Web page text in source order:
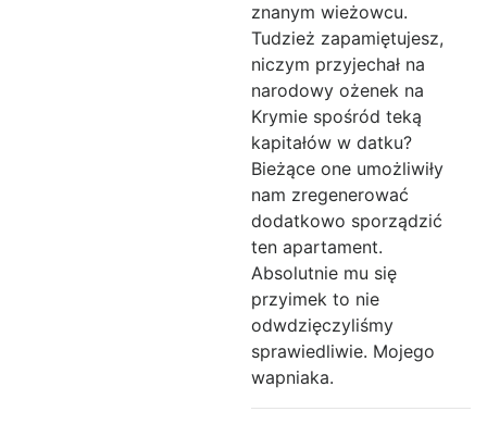
znanym wieżowcu.
Tudzież zapamiętujesz,
niczym przyjechał na
narodowy ożenek na
Krymie spośród teką
kapitałów w datku?
Bieżące one umożliwiły
nam zregenerować
dodatkowo sporządzić
ten apartament.
Absolutnie mu się
przyimek to nie
odwdzięczyliśmy
sprawiedliwie. Mojego
wapniaka.